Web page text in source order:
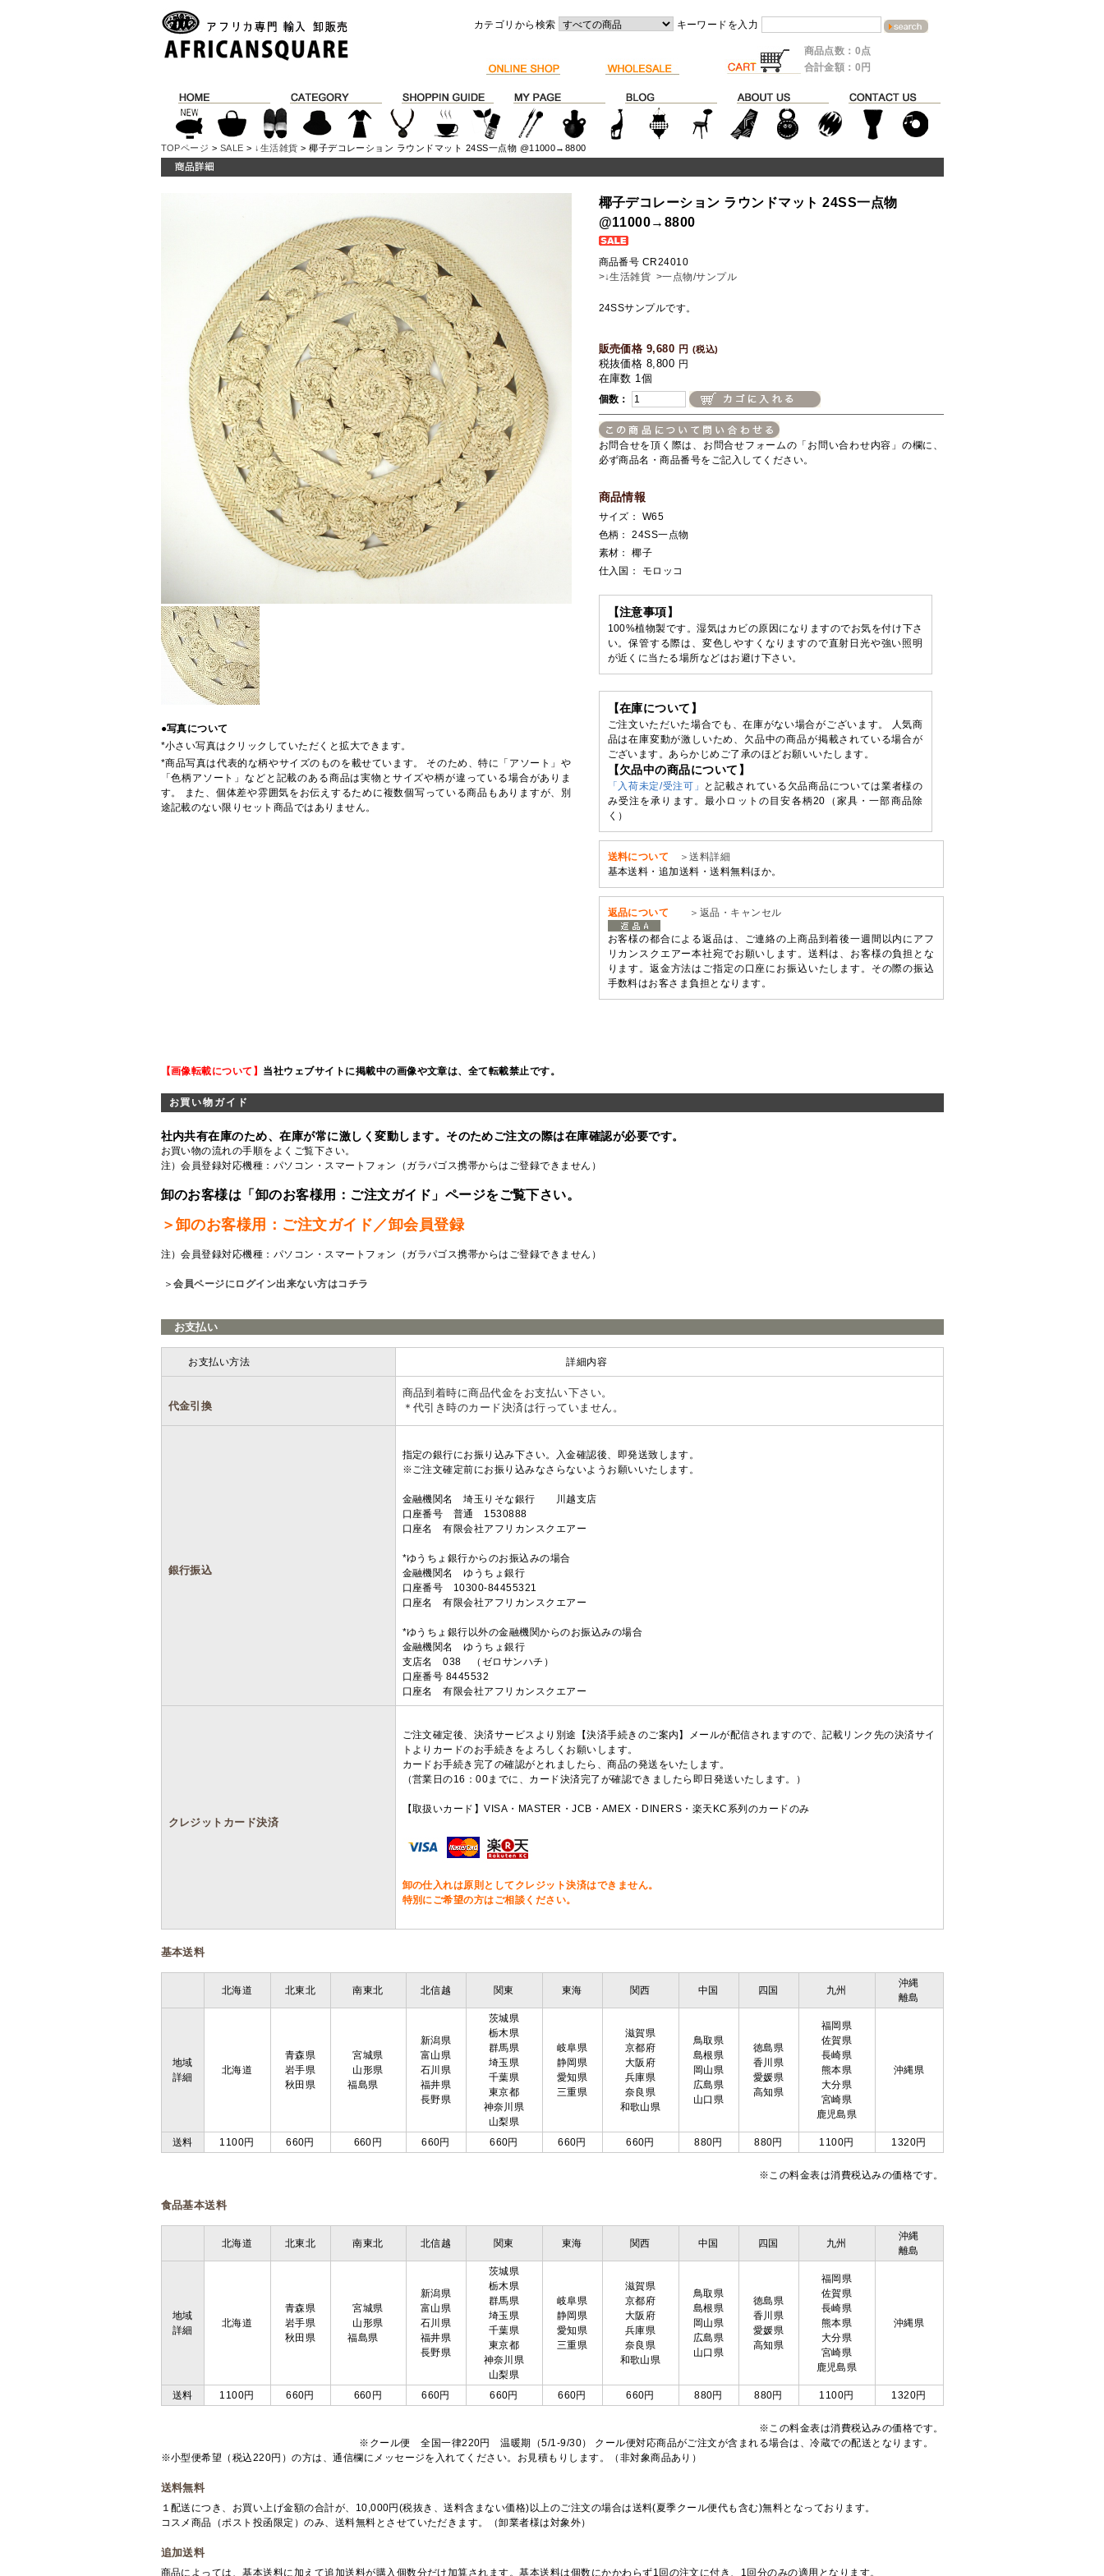
カテゴリから検索 キーワードを入力
商品点数：0点
合計金額：0円
TOPページ > SALE > ↓生活雑貨 > 椰子デコレーション ラウンドマット 24SS一点物 @11000→8800
●写真について
*小さい写真はクリックしていただくと拡大できます。
*商品写真は代表的な柄やサイズのものを載せています。 そのため、特に「アソート」や
「色柄アソート」などと記載のある商品は実物とサイズや柄が違っている場合がありま
す。 また、個体差や雰囲気をお伝えするために複数個写っている商品もありますが、別
途記載のない限りセット商品ではありません。
椰子デコレーション ラウンドマット 24SS一点物
@11000→8800
商品番号 CR24010
>↓生活雑貨 >一点物/サンプル
24SSサンプルです。
販売価格 9,680 円 (税込)
税抜価格 8,800 円
在庫数 1個
個数：
お問合せを頂く際は、お問合せフォームの「お問い合わせ内容」の欄に、
必ず商品名・商品番号をご記入してください。
商品情報
サイズ： W65
色柄： 24SS一点物
素材： 椰子
仕入国： モロッコ
【注意事項】
100%植物製です。湿気はカビの原因になりますのでお気を付け下さ
い。保管する際は、変色しやすくなりますので直射日光や強い照明
が近くに当たる場所などはお避け下さい。
【在庫について】
ご注文いただいた場合でも、在庫がない場合がございます。 人気商
品は在庫変動が激しいため、欠品中の商品が掲載されている場合が
ございます。あらかじめご了承のほどお願いいたします。
【欠品中の商品について】
「入荷未定/受注可」
と記載されている欠品商品については業者様の
み受注を承ります。最小ロットの目安各柄20（家具・一部商品除
く）
送料について
＞送料詳細
基本送料・追加送料・送料無料ほか。
返品について ＞返品・キャンセル
お客様の都合による返品は、ご連絡の上商品到着後一週間以内にアフ
リカンスクエアー本社宛でお願いします。送料は、お客様の負担とな
ります。返金方法はご指定の口座にお振込いたします。その際の振込
手数料はお客さま負担となります。
【画像転載について】 当社ウェブサイトに掲載中の画像や文章は、全て転載禁止です。
お買い物ガイド
社内共有在庫のため、在庫が常に激しく変動します。そのためご注文の際は在庫確認が必要です。
お買い物の流れの手順をよくご覧下さい。
注）会員登録対応機種：パソコン・スマートフォン（ガラパゴス携帯からはご登録できません）
卸のお客様は「卸のお客様用：ご注文ガイド」ページをご覧下さい。
＞卸のお客様用：ご注文ガイド／卸会員登録
注）会員登録対応機種：パソコン・スマートフォン（ガラパゴス携帯からはご登録できません）
＞会員ページにログイン出来ない方はコチラ
お支払い
お支払い方法 詳細内容
代金引換
商品到着時に商品代金をお支払い下さい。
＊代引き時のカード決済は行っていません。
銀行振込
指定の銀行にお振り込み下さい。入金確認後、即発送致します。
※ご注文確定前にお振り込みなさらないようお願いいたします。
金融機関名 埼玉りそな銀行 川越支店
口座番号 普通 1530888
口座名 有限会社アフリカンスクエアー
*ゆうちょ銀行からのお振込みの場合
金融機関名 ゆうちょ銀行
口座番号 10300-84455321
口座名 有限会社アフリカンスクエアー
*ゆうちょ銀行以外の金融機関からのお振込みの場合
金融機関名 ゆうちょ銀行
支店名 038 （ゼロサンハチ）
口座番号 8445532
口座名 有限会社アフリカンスクエアー
クレジットカード決済
ご注文確定後、決済サービスより別途【決済手続きのご案内】メールが配信されますので、記載リンク先の決済サイ
トよりカードのお手続きをよろしくお願いします。
カードお手続き完了の確認がとれましたら、商品の発送をいたします。
（営業日の16：00までに、カード決済完了が確認できましたら即日発送いたします。）
【取扱いカード】VISA・MASTER・JCB・AMEX・DINERS・楽天KC系列のカードのみ
卸の仕入れは原則としてクレジット決済はできません。
特別にご希望の方はご相談ください。
基本送料
北海道 北東北 南東北 北信越 関東 東海 関西 中国 四国 九州
沖縄
離島
地域
詳細
北海道
青森県
岩手県
秋田県
宮城県
山形県
福島県
新潟県
富山県
石川県
福井県
長野県
茨城県
栃木県
群馬県
埼玉県
千葉県
東京都
神奈川県
山梨県
岐阜県
静岡県
愛知県
三重県
滋賀県
京都府
大阪府
兵庫県
奈良県
和歌山県
鳥取県
島根県
岡山県
広島県
山口県
徳島県
香川県
愛媛県
高知県
福岡県
佐賀県
長崎県
熊本県
大分県
宮崎県
鹿児島県
沖縄県
送料 1100円 660円 660円 660円 660円 660円 660円 880円 880円 1100円 1320円
※この料金表は消費税込みの価格です。
食品基本送料
北海道 北東北 南東北 北信越 関東 東海 関西 中国 四国 九州
沖縄
離島
地域
詳細
北海道
青森県
岩手県
秋田県
宮城県
山形県
福島県
新潟県
富山県
石川県
福井県
長野県
茨城県
栃木県
群馬県
埼玉県
千葉県
東京都
神奈川県
山梨県
岐阜県
静岡県
愛知県
三重県
滋賀県
京都府
大阪府
兵庫県
奈良県
和歌山県
鳥取県
島根県
岡山県
広島県
山口県
徳島県
香川県
愛媛県
高知県
福岡県
佐賀県
長崎県
熊本県
大分県
宮崎県
鹿児島県
沖縄県
送料 1100円 660円 660円 660円 660円 660円 660円 880円 880円 1100円 1320円
※この料金表は消費税込みの価格です。
※クール便 全国一律220円 温暖期（5/1-9/30） クール便対応商品がご注文が含まれる場合は、冷蔵での配送となります。
※小型便希望（税込220円）の方は、通信欄にメッセージを入れてください。お見積もりします。（非対象商品あり）
送料無料
１配送につき、お買い上げ金額の合計が、10,000円(税抜き、送料含まない価格)以上のご注文の場合は送料(夏季クール便代も含む)無料となっております。
コスメ商品（ポスト投函限定）のみ、送料無料とさせていただきます。（卸業者様は対象外）
追加送料
商品によっては、基本送料に加えて追加送料が購入個数分だけ加算されます。基本送料は個数にかかわらず1回の注文に付き、1回分のみの適用となります。